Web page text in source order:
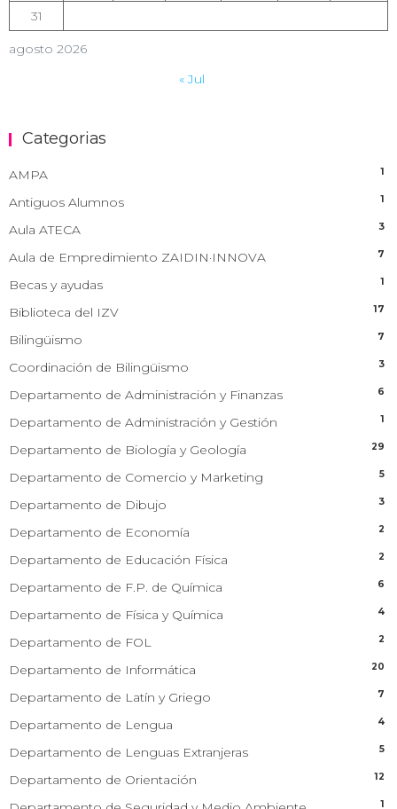
agosto 2026
31
« Jul
Categorias
AMPA 1
Antiguos Alumnos 1
Aula ATECA 3
Aula de Empredimiento ZAIDIN·INNOVA 7
Becas y ayudas 1
Biblioteca del IZV 17
Bilingüismo 7
Coordinación de Bilingüismo 3
Departamento de Administración y Finanzas 6
Departamento de Administración y Gestión 1
Departamento de Biología y Geología 29
Departamento de Comercio y Marketing 5
Departamento de Dibujo 3
Departamento de Economía 2
Departamento de Educación Física 2
Departamento de F.P. de Química 6
Departamento de Física y Química 4
Departamento de FOL 2
Departamento de Informática 20
Departamento de Latín y Griego 7
Departamento de Lengua 4
Departamento de Lenguas Extranjeras 5
Departamento de Orientación 12
1